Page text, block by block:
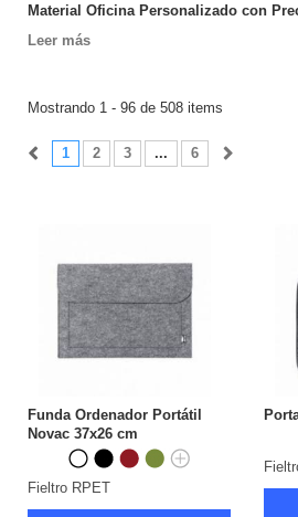
Material Oficina Personalizado con
Leer más
Mostrando 1 - 96 de 508 items
1 2 3 ... 6
Funda Ordenador Portátil
Novac 37x26 cm
Fieltro RPET